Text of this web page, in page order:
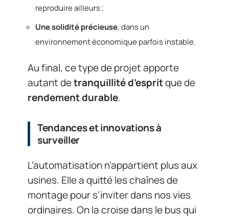
reproduire ailleurs ;
Une solidité précieuse, dans un
environnement économique parfois instable.
Au final, ce type de projet apporte
autant detranquillité d’espritque de
rendement durable.
Tendances et innovations à
surveiller
L’automatisation n’appartient plus aux
usines. Elle a quitté les chaînes de
montage pour s’inviter dans nos vies
ordinaires. On la croise dans le bus qui